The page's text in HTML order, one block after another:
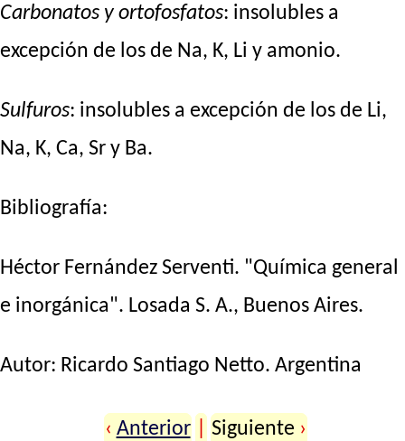
Carbonatos y ortofosfatos: insolubles a
excepción de los de Na, K, Li y amonio.
Sulfuros: insolubles a excepción de los de Li,
Na, K, Ca, Sr y Ba.
Bibliografía:
Héctor Fernández Serventi. "Química general
e inorgánica". Losada S. A., Buenos Aires.
Autor: Ricardo Santiago Netto. Argentina
‹ Anterior Siguiente ›